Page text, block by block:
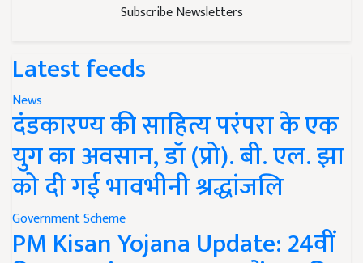
Subscribe Newsletters
Latest feeds
News
दंडकारण्य की साहित्य परंपरा के एक
युग का अवसान, डॉ (प्रो). बी. एल. झा
को दी गई भावभीनी श्रद्धांजलि
Government Scheme
PM Kisan Yojana Update: 24वीं